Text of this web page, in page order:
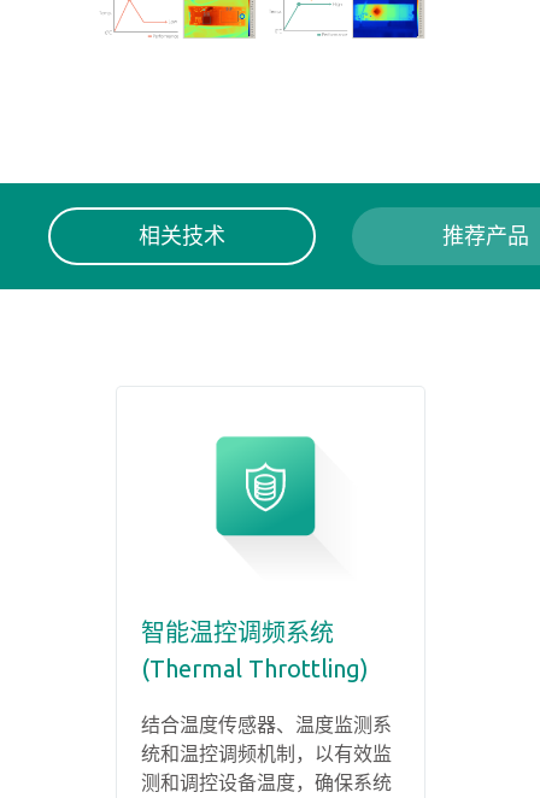
相关技术 推荐产品
智能温控调频系统
(Thermal Throttling)
结合温度传感器、温度监测系
统和温控调频机制，以有效监
测和调控设备温度，确保系统